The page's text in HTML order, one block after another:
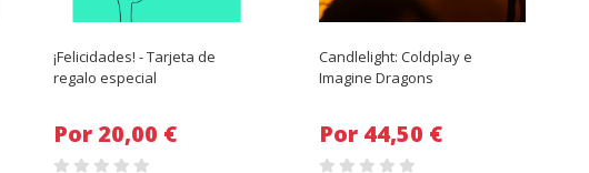
¡Felicidades! - Tarjeta de
regalo especial
Por 20,00 €
Candlelight: Coldplay e
Imagine Dragons
Por 44,50 €